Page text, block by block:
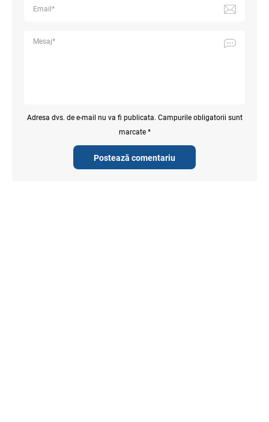
Postează comentariu
Adresa dvs. de e-mail nu va fi publicata. Campurile obligatorii sunt
marcate *